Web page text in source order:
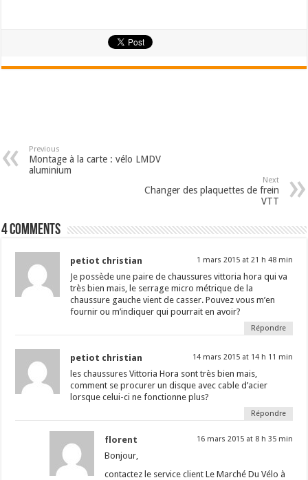
Previous
Montage à la carte : vélo LMDV
aluminium
Next
Changer des plaquettes de frein
VTT
4 comments
petiot christian 1 mars 2015 at 21 h 48 min
Je possède une paire de chaussures vittoria hora qui va
très bien mais, le serrage micro métrique de la
chaussure gauche vient de casser. Pouvez vous m’en
fournir ou m’indiquer qui pourrait en avoir?
Répondre
petiot christian 14 mars 2015 at 14 h 11 min
les chaussures Vittoria Hora sont très bien mais,
comment se procurer un disque avec cable d’acier
lorsque celui-ci ne fonctionne plus?
Répondre
florent 16 mars 2015 at 8 h 35 min
Bonjour,
contactez le service client Le Marché Du Vélo à